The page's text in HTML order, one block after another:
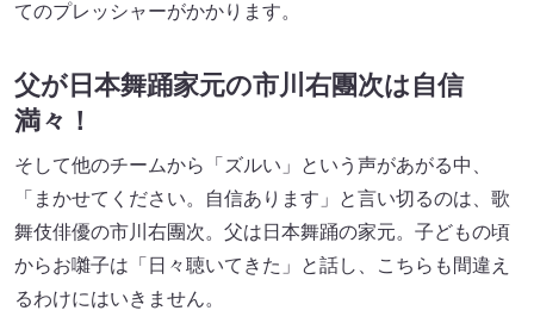
てのプレッシャーがかかります。
父が日本舞踊家元の市川右團次は自信
満々！
そして他のチームから「ズルい」という声があがる中、
「まかせてください。自信あります」と言い切るのは、歌
舞伎俳優の市川右團次。父は日本舞踊の家元。子どもの頃
からお囃子は「日々聴いてきた」と話し、こちらも間違え
るわけにはいきません。